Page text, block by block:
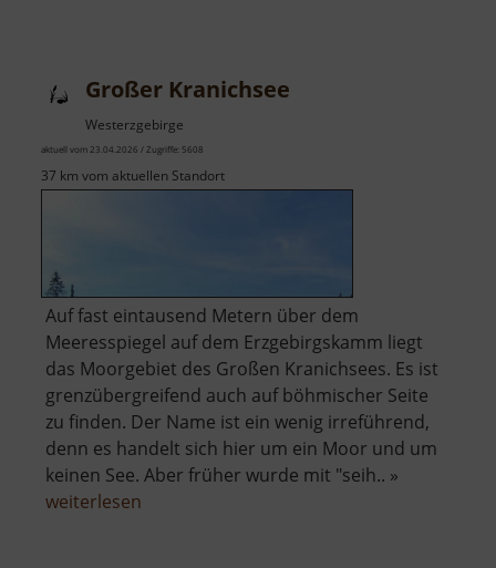
Großer Kranichsee
Westerzgebirge
aktuell vom 23.04.2026 / Zugriffe: 5608
37 km vom aktuellen Standort
Auf fast eintausend Metern über dem
Meeresspiegel auf dem Erzgebirgskamm liegt
das Moorgebiet des Großen Kranichsees. Es ist
grenzübergreifend auch auf böhmischer Seite
zu finden. Der Name ist ein wenig irreführend,
denn es handelt sich hier um ein Moor und um
keinen See. Aber früher wurde mit "seih.. »
weiterlesen